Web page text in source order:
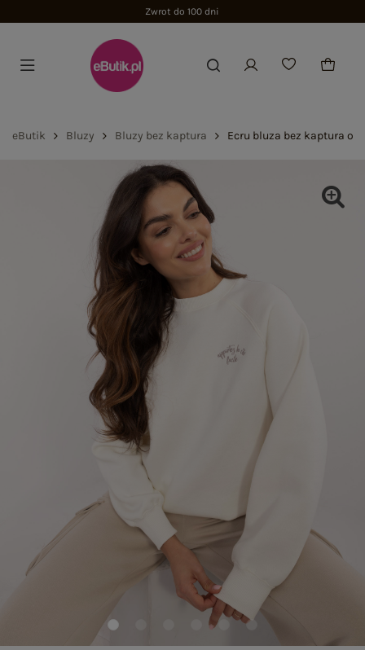
eButik Bluzy Bluzy bez kaptura Ecru bluza bez kaptura o